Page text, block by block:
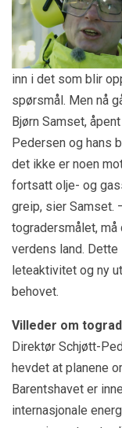
inn i det som blir
spørsmål. Men nå
Bjørn Samset,
Pedersen og hans
det ikke er noen
fortsatt olje- og
greip, sier Samset.
togradersmålet,
verdens land.
leteaktivitet og ny
behovet.
Villeder om
Direktør Schjøtt-
hevdet at planene
Barentshavet er
internasjonale